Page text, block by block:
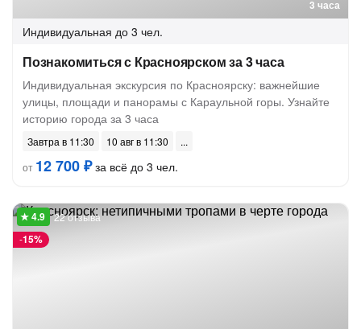
3 часа
Индивидуальная до 3 чел.
Познакомиться с Красноярском за 3 часа
Индивидуальная экскурсия по Красноярску: важнейшие
улицы, площади и панорамы с Караульной горы. Узнайте
историю города за 3 часа
Завтра в 11:30
10 авг в 11:30
от 12 700 ₽за всё до 3 чел.
-15%
22 отзыва